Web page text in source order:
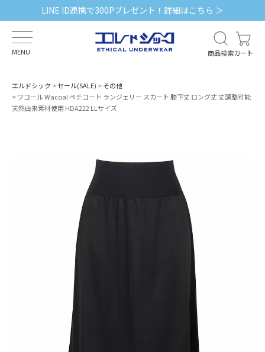
LINE ID連携で300Pプレゼント！詳細はこちら ＞
MENU 商品検索カート
エルドシック セール(SALE)
その他
ワコール Wacoal ペチコート ランジェリー スカート 膝下丈 ロング丈 丈調整可能
天然由来素材使用 HDA222 LLサイズ